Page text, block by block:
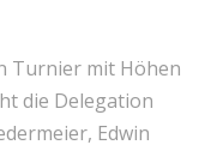
Turnier mit Höhen
die Delegation
Edwin